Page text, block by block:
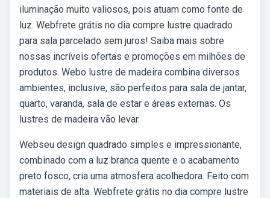
iluminação muito valiosos, pois atuam como fonte de
luz. Webfrete grátis no dia compre lustre quadrado
para sala parcelado sem juros! Saiba mais sobre
nossas incríveis ofertas e promoções em milhões de
produtos. Webo lustre de madeira combina diversos
ambientes, inclusive, são perfeitos para sala de jantar,
quarto, varanda, sala de estar e áreas externas. Os
lustres de madeira vão levar.
Webseu design quadrado simples e impressionante,
combinado com a luz branca quente e o acabamento
preto fosco, cria uma atmosfera acolhedora. Feito com
materiais de alta. Webfrete grátis no dia compre lustre